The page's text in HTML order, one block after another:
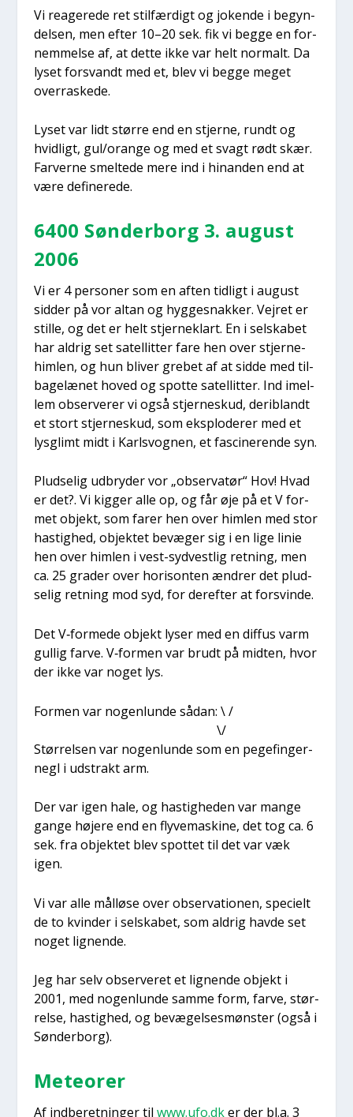
Vi rea­ge­re­de ret stil­fær­digt og joken­de i begyn­
del­sen, men efter 10–20 sek. fik vi beg­ge en for­
nem­mel­se af, at det­te ikke var helt nor­malt. Da
lyset for­svandt med et, blev vi beg­ge meget
over­ra­ske­de.
Lyset var lidt stør­re end en stjer­ne, rundt og
hvid­ligt, gul/orange og med et svagt rødt skær.
Far­ver­ne smel­te­de mere ind i hin­an­den end at
være defi­ne­re­de.
6400 Søn­der­borg 3. august
2006
Vi er 4 per­so­ner som en aften tid­ligt i august
sid­der på vor altan og hyg­ge­snak­ker. Vej­ret er
stil­le, og det er helt stjer­ne­klart. En i sel­ska­bet
har aldrig set satel­lit­ter fare hen over stjer­ne­
him­len, og hun bli­ver gre­bet af at sid­de med til­
ba­ge­læ­net hoved og spot­te satel­lit­ter. Ind imel­
lem obser­ve­rer vi også stjer­neskud, der­i­blandt
et stort stjer­neskud, som eks­plo­de­rer med et
lys­glimt midt i Karls­vog­nen, et fasci­ne­ren­de syn.
Plud­se­lig udbry­der vor „obser­va­tør“ Hov! Hvad
er det?. Vi kig­ger alle op, og får øje på et V for­
met objekt, som farer hen over him­len med stor
hastig­hed, objek­tet bevæ­ger sig i en lige linie
hen over him­len i vest-syd­ve­st­lig ret­ning, men
ca. 25 gra­der over hori­son­ten ændrer det plud­
se­lig ret­ning mod syd, for der­ef­ter at for­svin­de.
Det V‑formede objekt lyser med en dif­fus varm
gul­lig far­ve. V‑formen var brudt på mid­ten, hvor
der ikke var noget lys.
For­men var nogen­lun­de sådan: \ /
\/
Stør­rel­sen var nogen­lun­de som en pege­fin­ger­
negl i udstrakt arm.
Der var igen hale, og hastig­he­den var man­ge
gan­ge høje­re end en fly­ve­ma­ski­ne, det tog ca. 6
sek. fra objek­tet blev spot­tet til det var væk
igen.
Vi var alle mål­lø­se over obser­va­tio­nen, spe­ci­elt
de to kvin­der i sel­ska­bet, som aldrig hav­de set
noget lig­nen­de.
Jeg har selv obser­ve­ret et lig­nen­de objekt i
2001, med nogen­lun­de sam­me form, far­ve, stør­
rel­se, hastig­hed, og bevæ­gel­ses­møn­ster (også i
Søn­der­borg).
Mete­o­rer
Af ind­be­ret­nin­ger til www.ufo.dker der bl.a. 3